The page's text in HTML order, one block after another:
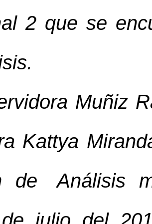
2 que se
Muñiz
Kattya
de Análisis